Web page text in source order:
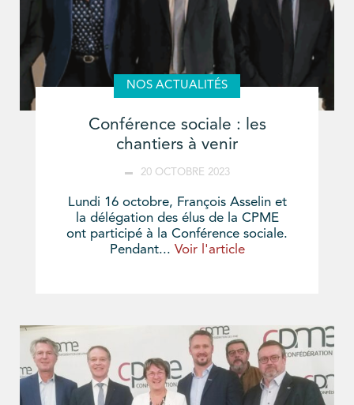
NOS ACTUALITÉS
Conférence sociale : les
chantiers à venir
20 OCTOBRE 2023
Lundi 16 octobre, François Asselin et
la délégation des élus de la CPME
ont participé à la Conférence sociale.
Pendant... Voir l'article